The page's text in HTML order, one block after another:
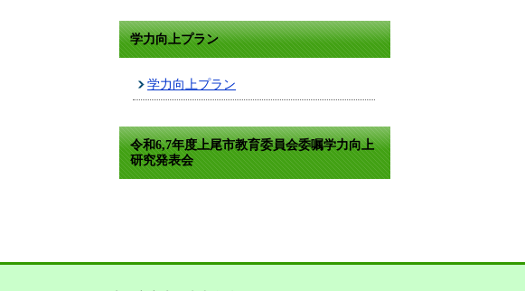
学力向上プラン
学力向上プラン
令和6,7年度上尾市教育委員会委嘱学力向上
研究発表会